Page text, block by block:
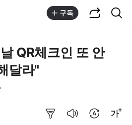
구독
QR체크인 또 안
달라"